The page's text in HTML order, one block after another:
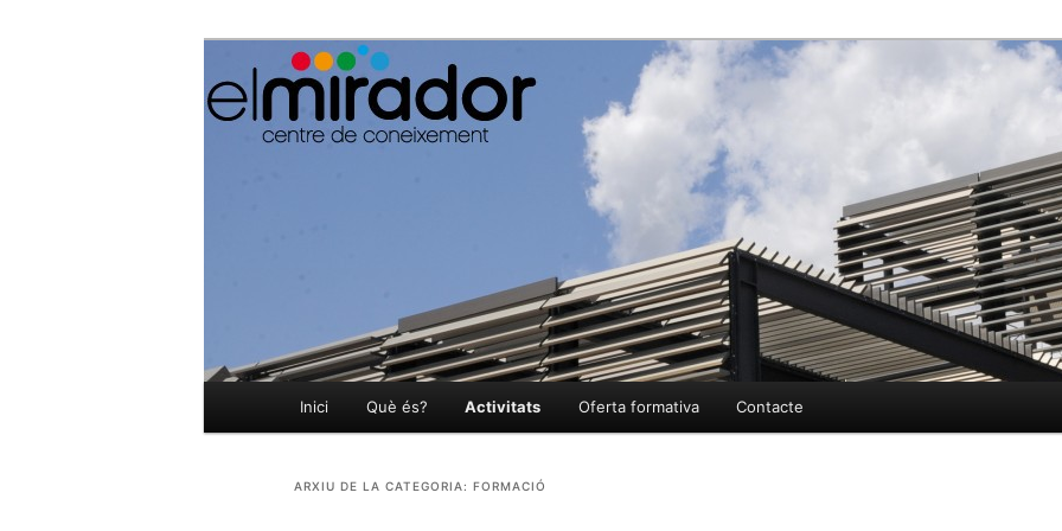
elmirador.castellarvalles.cat
El Mirador Centre de Coneixement
principal
Aneu
al
Aneu
al
Inici Què és? Activitats Oferta formativa Contacte
ARXIU DE LA CATEGORIA: FORMACIÓ